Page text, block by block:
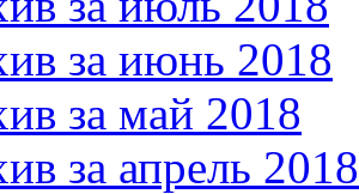
за июнь 2018
за май 2018
за апрель 2018